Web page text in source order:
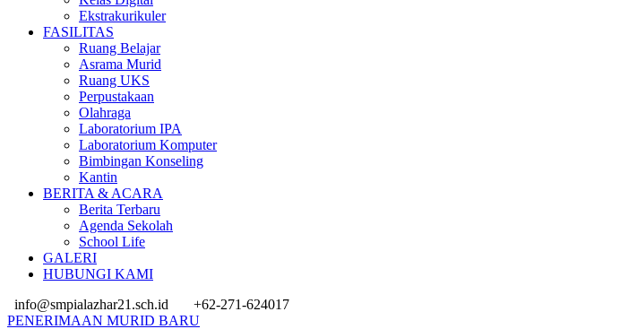
Ekstrakurikuler
FASILITAS
Ruang Belajar
Asrama Murid
Ruang UKS
Perpustakaan
Olahraga
Laboratorium IPA
Laboratorium Komputer
Bimbingan Konseling
Kantin
BERITA & ACARA
Berita Terbaru
Agenda Sekolah
School Life
GALERI
HUBUNGI KAMI
info@smpialazhar21.sch.id
+62-271-624017
PENERIMAAN MURID BARU